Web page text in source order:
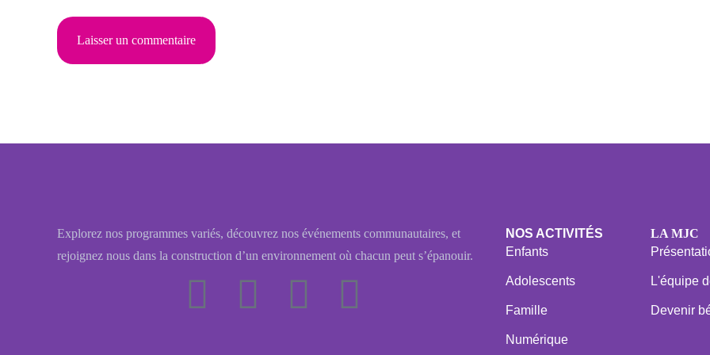
Explorez nos programmes variés, découvrez nos événements communautaires, et
rejoignez nous dans la construction d’un environnement où chacun peut s’épanouir.
NOS ACTIVITÉS
Enfants
Adolescents
Famille
Numérique
LA MJC
L'équipe
Devenir